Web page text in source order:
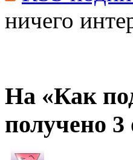
ничего
На «Как
получено 3